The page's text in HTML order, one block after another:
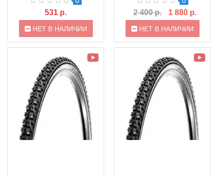
531 р.
НЕТ В НАЛИЧИИ
TPI K-Shield
(523696)
2 400 р. 1 880 р.
НЕТ В НАЛИЧИИ